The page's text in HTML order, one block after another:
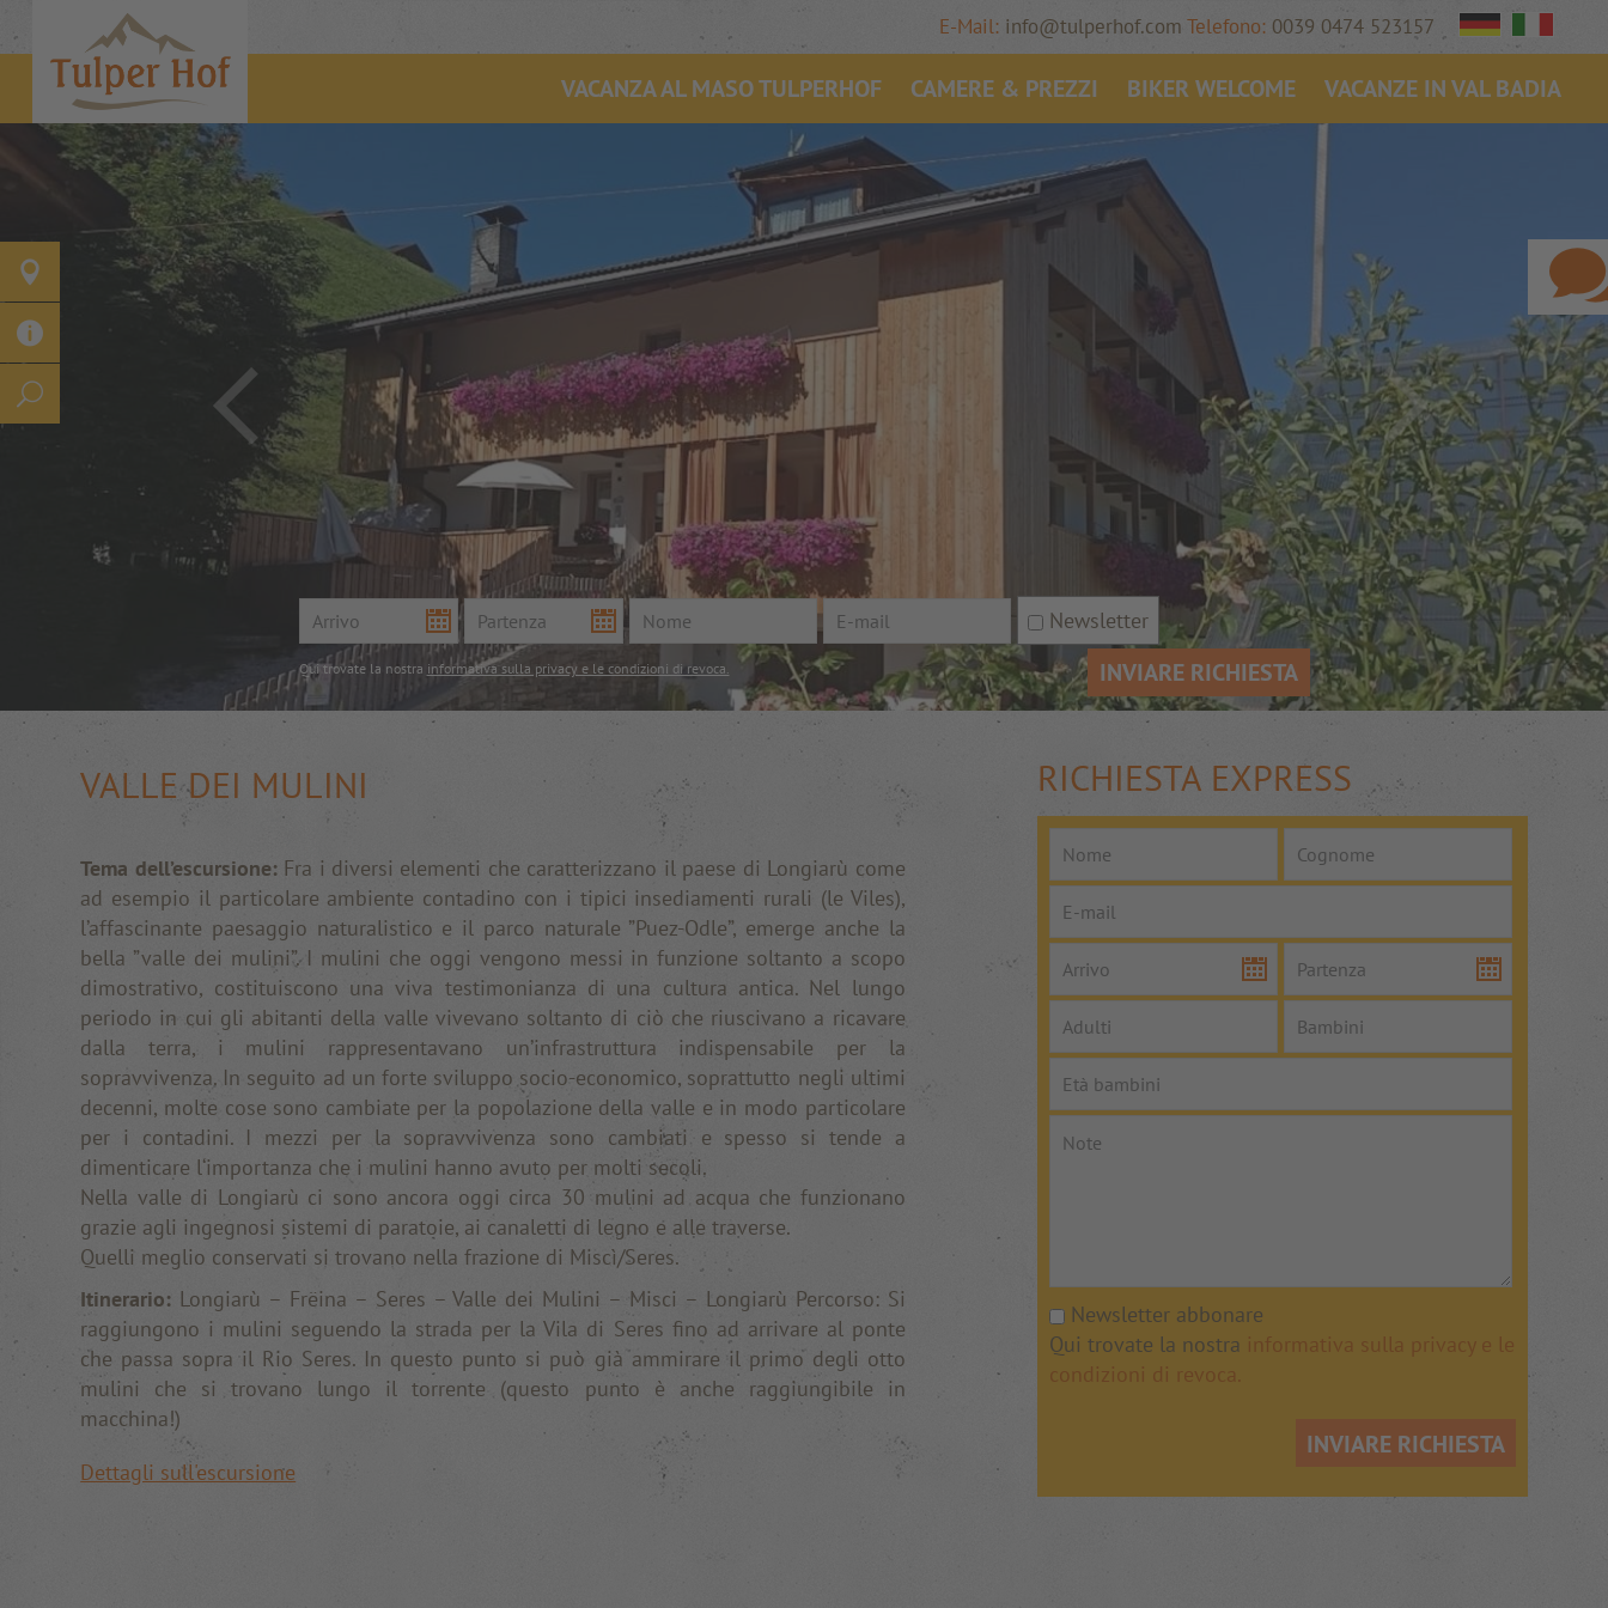
E-Mail: info@tulperhof.com Telefono: 0039 0474 523157
VACANZA AL MASO TULPERHOF CAMERE & PREZZI BIKER WELCOME VACANZE IN VAL BADIA
Newsletter
INVIARE RICHIESTA
Qui trovate la nostra informativa sulla privacy e le condizioni di revoca.
VALLE DEI MULINI
Tema dell’escursione:Fra i diversi elementi che caratterizzano il paese di Longiarù come
ad esempio il particolare ambiente contadino con i tipici insediamenti rurali (le Viles),
l’affascinante paesaggio naturalistico e il parco naturale ”Puez-Odle”, emerge anche la
bella ”valle dei mulini”. I mulini che oggi vengono messi in funzione soltanto a scopo
dimostrativo, costituiscono una viva testimonianza di una cultura antica. Nel lungo
periodo in cui gli abitanti della valle vivevano soltanto di ciò che riuscivano a ricavare
dalla terra, i mulini rappresentavano un’infrastruttura indispensabile per la
sopravvivenza. In seguito ad un forte sviluppo socio-economico, soprattutto negli ultimi
decenni, molte cose sono cambiate per la popolazione della valle e in modo particolare
per i contadini. I mezzi per la sopravvivenza sono cambiati e spesso si tende a
dimenticare l‘importanza che i mulini hanno avuto per molti secoli.
Nella valle di Longiarù ci sono ancora oggi circa 30 mulini ad acqua che funzionano
grazie agli ingegnosi sistemi di paratoie, ai canaletti di legno e alle traverse.
Quelli meglio conservati si trovano nella frazione di Miscì/Seres.
Itinerario: Longiarù – Frëina – Seres – Valle dei Mulini – Misci – Longiarù Percorso: Si
raggiungono i mulini seguendo la strada per la Vila di Seres fino ad arrivare al ponte
che passa sopra il Rio Seres. In questo punto si può già ammirare il primo degli otto
mulini che si trovano lungo il torrente (questo punto è anche raggiungibile in
macchina!)
Dettagli sull'escursione
RICHIESTA EXPRESS
Newsletter abbonare
Qui trovate la nostra informativa sulla privacy e le
condizioni di revoca.
INVIARE RICHIESTA